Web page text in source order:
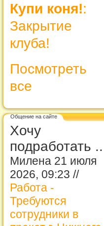
Купи коня!:
Закрытие
клуба!
Посмотреть
все
Общение на сайте
Хочу
подработать ..
Милена 21 июля
2026, 09:23 //
Работа -
Требуются
сотрудники в